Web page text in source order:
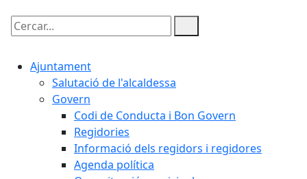
Cercar:
Ajuntament
Salutació de l'alcaldessa
Govern
Codi de Conducta i Bon Govern
Regidories
Informació dels regidors i regidores
Agenda política